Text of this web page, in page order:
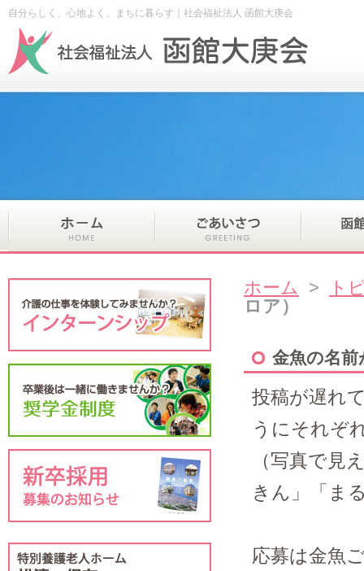
自分らしく、心地よく、まちに暮らす｜社会福祉法人 函館大庚会
ホーム >
ト
ロア）
金魚の名
投稿が遅れ
うにそれぞ
（写真で見
きん」「ま
応募は金魚